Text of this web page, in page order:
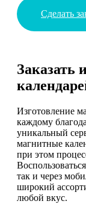
Сделать
Заказать
Изготовление
каждому
уникальный
магнитные
при этом
так и через
широкий
любой вкус.